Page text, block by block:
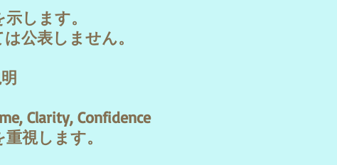
します。
公表しません。
Clarity, Confidence
視します。